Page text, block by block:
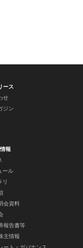
ース
せ
ジン
報
ール
リ
会資料
報告書等
主情報